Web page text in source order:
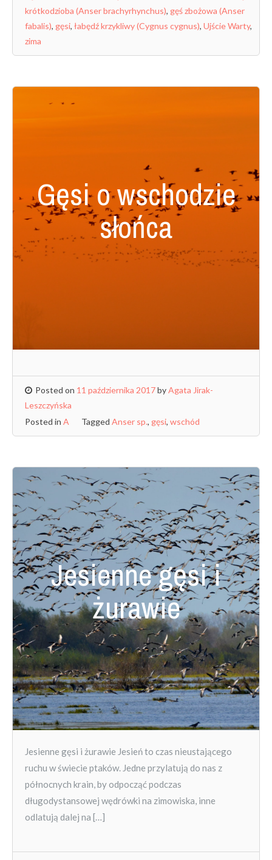
krótkodzioba (Anser brachyrhynchus), gęś zbożowa (Anser
fabalis), gęsi, łabędź krzykliwy (Cygnus cygnus), Ujście Warty,
zima
Gęsi o wschodzie
słońca
Posted on 11 października 2017byAgata Jirak-
Leszczyńska
Posted in A Tagged Anser sp., gęsi, wschód
Jesienne gęsi i
żurawie
Jesienne gęsi i żurawie Jesień to czas nieustającego
ruchu w świecie ptaków. Jedne przylatują do nas z
północnych krain, by odpocząć podczas
długodystansowej wędrówki na zimowiska, inne
odlatują dalej na […]